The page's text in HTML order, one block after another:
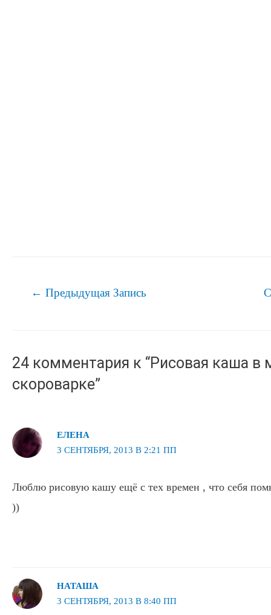
Навигация
← Предыдущая Запись
24 комментария к “Рисовая каша в
скороварке”
ЕЛЕНА
3 СЕНТЯБРЯ, 2013 В 2:21 ПП
Люблю рисовую кашу ещё с тех времен , что себя
))
НАТАША
3 СЕНТЯБРЯ, 2013 В 8:40 ПП